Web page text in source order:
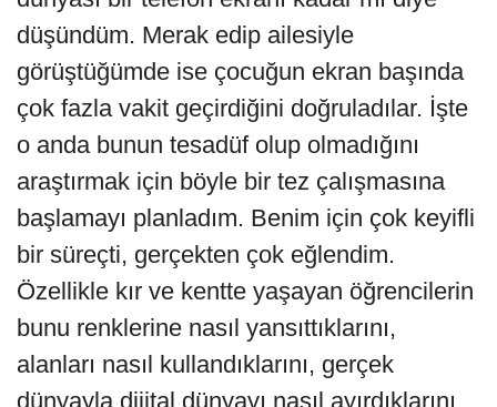
düşündüm. Merak edip ailesiyle
görüştüğümde ise çocuğun ekran başında
çok fazla vakit geçirdiğini doğruladılar. İşte
o anda bunun tesadüf olup olmadığını
araştırmak için böyle bir tez çalışmasına
başlamayı planladım. Benim için çok keyifli
bir süreçti, gerçekten çok eğlendim.
Özellikle kır ve kentte yaşayan öğrencilerin
bunu renklerine nasıl yansıttıklarını,
alanları nasıl kullandıklarını, gerçek
dünyayla dijital dünyayı nasıl ayırdıklarını